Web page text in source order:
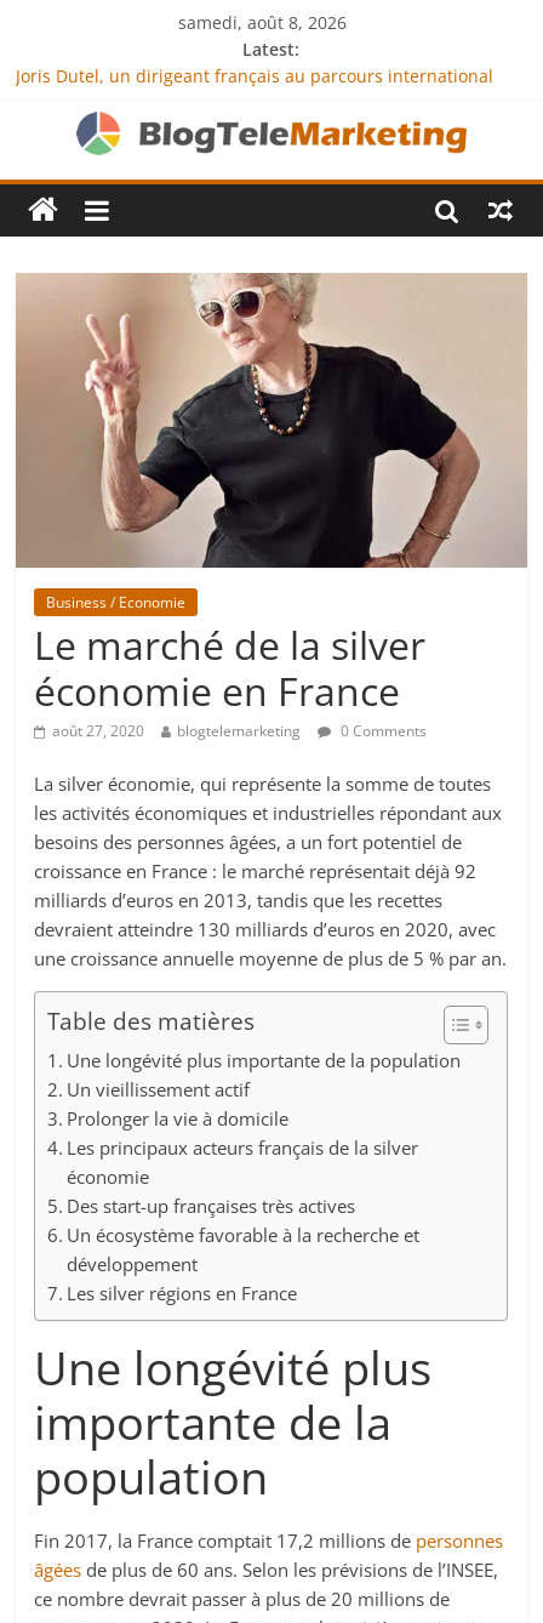
samedi, août 8, 2026
Latest:
Joris Dutel, un dirigeant français au parcours international
Agria Assurance Animaux : comment l’entreprise se
démarque-t-elle de la concurrence ?
JCA Academy : l’excellence au service de l’indépendance
financière
Denis Bouclon : la diplomatie éducative comme moteur de
Next Terra International : des solutions logistiques au service
du commerce international
Business / Economie
Le marché de la silver
économie en France
août 27, 2020 blogtelemarketing 0 Comments
La silver économie, qui représente la somme de toutes
les activités économiques et industrielles répondant aux
besoins des personnes âgées, a un fort potentiel de
croissance en France : le marché représentait déjà 92
milliards d’euros en 2013, tandis que les recettes
devraient atteindre 130 milliards d’euros en 2020, avec
une croissance annuelle moyenne de plus de 5 % par an.
Table des matières
Une longévité plus importante de la population
Un vieillissement actif
Prolonger la vie à domicile
Les principaux acteurs français de la silver
économie
Des start-up françaises très actives
Un écosystème favorable à la recherche et
développement
Les silver régions en France
Une longévité plus
importante de la
population
Fin 2017, la France comptait 17,2 millions de personnes
âgées de plus de 60 ans. Selon les prévisions de l’INSEE,
ce nombre devrait passer à plus de 20 millions de